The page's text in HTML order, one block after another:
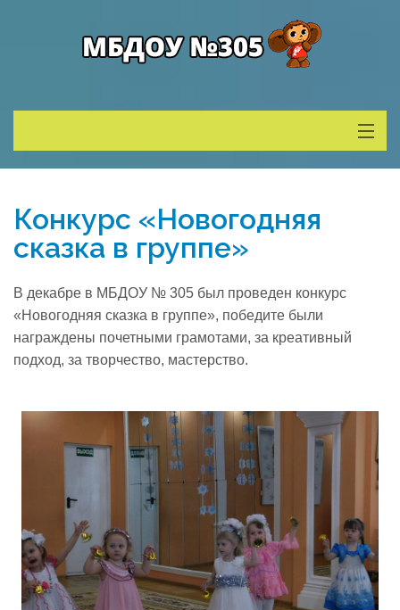
Деятельность
Родителям
Учитель года
Реализация соц заказа
Напишите нам
Конкурс «Новогодняя
сказка в группе»
В декабре в МБДОУ № 305 был проведен конкурс
«Новогодняя сказка в группе», победите были
награждены почетными грамотами, за креативный
подход, за творчество, мастерство.